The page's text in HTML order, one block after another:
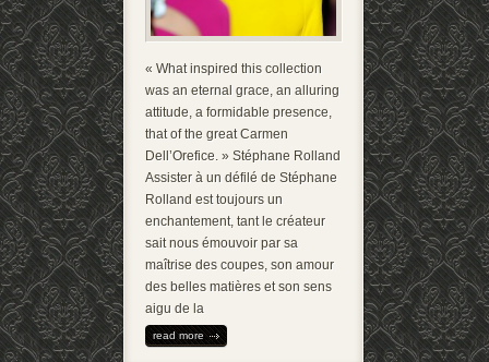
« What inspired this collection
was an eternal grace, an alluring
attitude, a formidable presence,
that of the great Carmen
Dell’Orefice. » Stéphane Rolland
Assister à un défilé de Stéphane
Rolland est toujours un
enchantement, tant le créateur
sait nous émouvoir par sa
maîtrise des coupes, son amour
des belles matières et son sens
aigu de la
read more